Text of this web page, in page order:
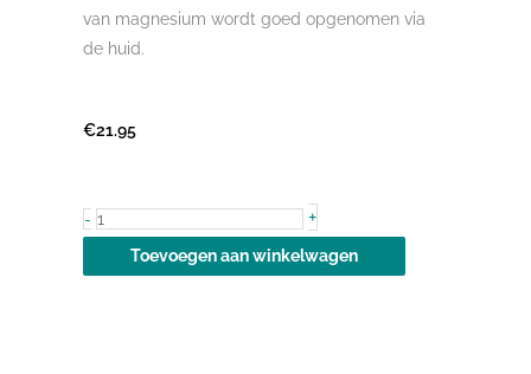
van magnesium wordt goed opgenomen via
de huid.
€21.95
- Magnesium
vlokken
+
Toevoegen aan winkelwagen